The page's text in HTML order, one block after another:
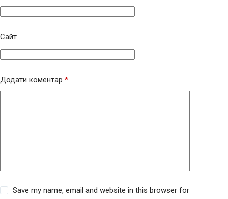
Сайт
Додати коментар *
Save my name, email and website in this browser for